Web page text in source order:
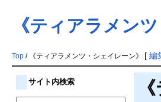
《ティアラメン
Top/ 《ティアラメンツ・シェイレーン》 [ 編
サイト内検索